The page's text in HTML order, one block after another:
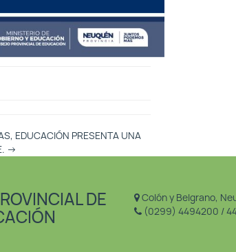
EDUCACIÓN PRESENTA UNA
→
DE
Colón y Belgrano,
(0299) 4494200 /